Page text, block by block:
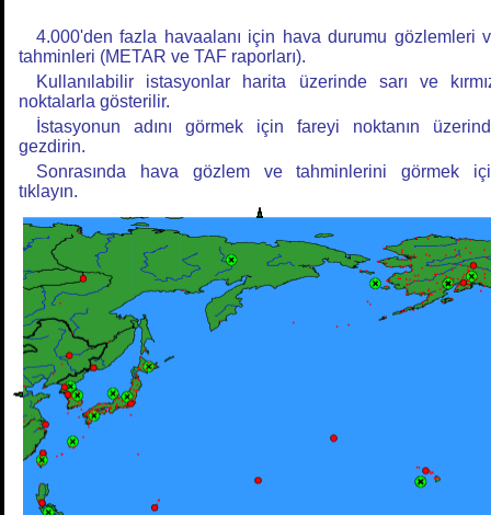
4.000'den fazla havaalanı için hava durumu gözlemleri
tahminleri (METAR ve TAF raporları).
Kullanılabilir istasyonlar harita üzerinde sarı ve
noktalarla gösterilir.
İstasyonun adını görmek için fareyi noktanın
gezdirin.
Sonrasında hava gözlem ve tahminlerini görmek
tıklayın.